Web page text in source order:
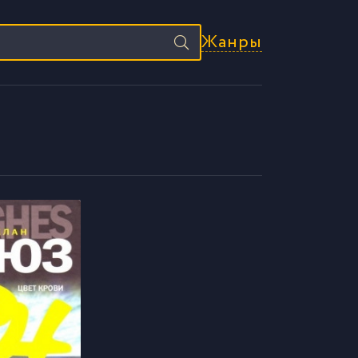
Жанры